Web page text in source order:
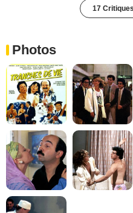
17
Photos